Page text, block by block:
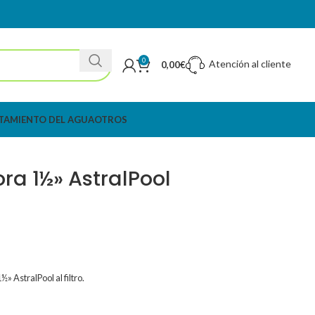
0 0,00€ Atención al cliente
DEL AGUAOTROS
1½» AstralPool
AstralPool al filtro.